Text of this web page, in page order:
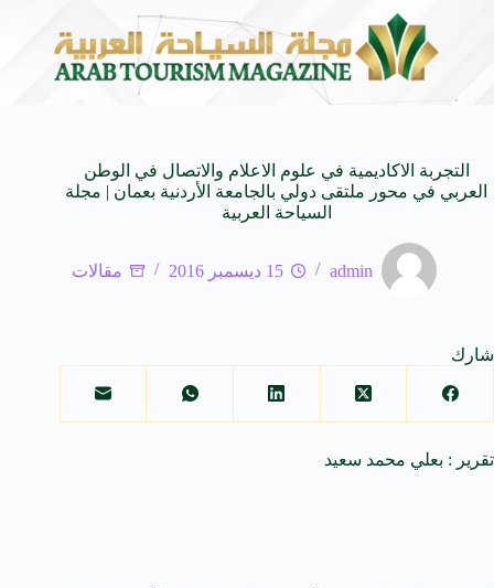
وزير الثقافة السعودي: استضافة المملكة لمنتدى اليونسكو
التجربة الاكاديمية في علوم الاعلام والاتصال في الوطن
العربي في محور ملتقى دولي بالجامعة الأردنية بعمان | مجلة
السياحة العربية
admin 15 ديسمبر 2016 مقالات
شارك
تقرير : بعلي محمد سعيد